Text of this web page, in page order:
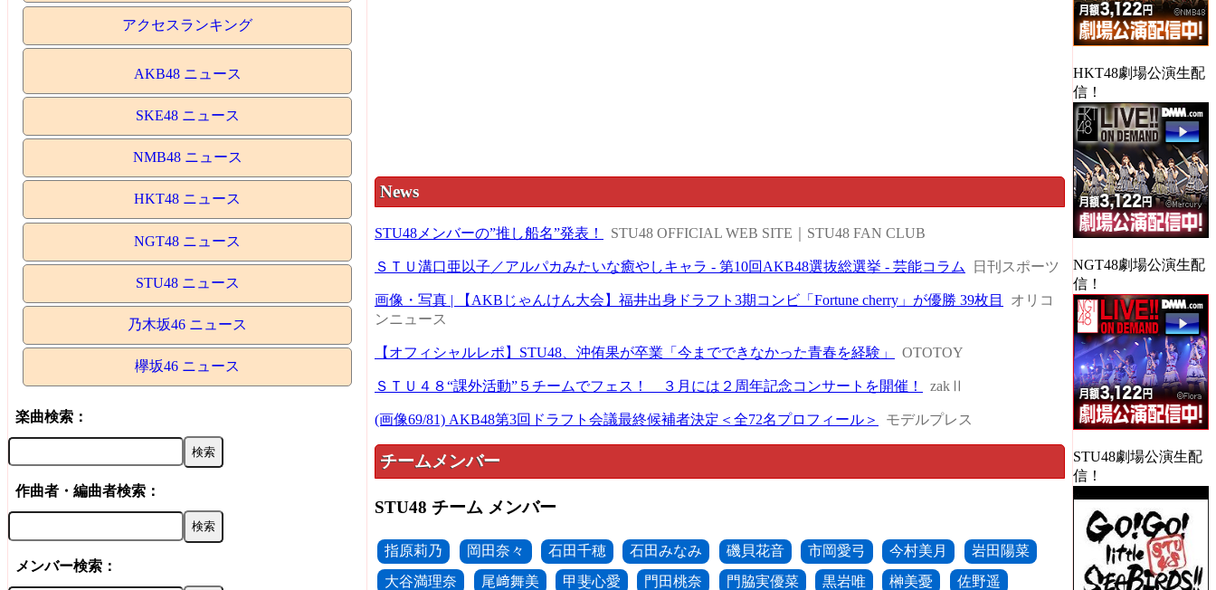
アクセスランキング
AKB48 ニュース
SKE48 ニュース
NMB48 ニュース
HKT48 ニュース
NGT48 ニュース
STU48 ニュース
乃木坂46 ニュース
欅坂46 ニュース
楽曲検索：
作曲者・編曲者検索：
メンバー検索：
News
STU48メンバーの”推し船名”発表！ STU48 OFFICIAL WEB SITE｜STU48 FAN CLUB
ＳＴＵ溝口亜以子／アルパカみたいな癒やしキャラ - 第10回AKB48選抜総選挙 - 芸能コラム 日刊スポーツ
画像・写真 | 【AKBじゃんけん大会】福井出身ドラフト3期コンビ「Fortune cherry」が優勝 39枚目
オリコ
ンニュース
【オフィシャルレポ】STU48、沖侑果が卒業「今までできなかった青春を経験」 OTOTOY
ＳＴＵ４８“課外活動”５チームでフェス！ ３月には２周年記念コンサートを開催！ zakⅡ
(画像69/81) AKB48第3回ドラフト会議最終候補者決定＜全72名プロフィール＞ モデルプレス
チームメンバー
STU48 チーム メンバー
指原莉乃 岡田奈々 石田千穂 石田みなみ 磯貝花音 市岡愛弓 今村美月
岩田陽菜
大谷満理奈
尾﨑舞美 甲斐心愛 門田桃奈 門脇実優菜 黒岩唯 榊美憂
佐野遥
HKT48劇場公演生配
信！
NGT48劇場公演生配
信！
STU48劇場公演生配
信！